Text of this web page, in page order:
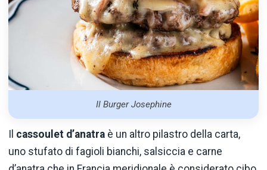
Il Burger Josephine
Il cassoulet d’anatra è un altro pilastro della carta,
uno stufato di fagioli bianchi, salsiccia e carne